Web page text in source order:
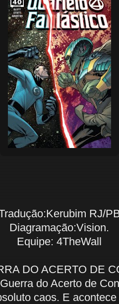
RJ/
Diagramação:Vision.
Equipe: 4TheWall
DO ACERTO DE
do Acerto de
caos. E